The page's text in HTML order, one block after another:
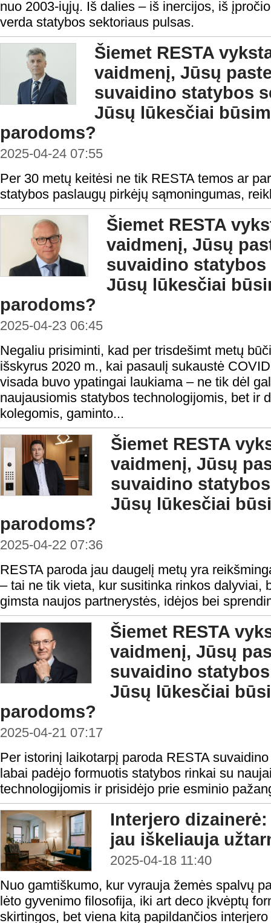
nuo 2003-iųjų. Iš dalies – iš inercijos, iš
verda statybos sektoriaus pulsas.
Šiemet RESTA
vaidmenį, Jūsų
suvaidino statybos
Jūsų lūkesčiai
parodoms?
2025-04-24 07:55
Per 30 metų keitėsi ne tik RESTA temos ar
statybos paslaugų pirkėjų sąmoningumas,
Šiemet RESTA
vaidmenį, Jūsų
suvaidino
Jūsų lūkesčiai
parodoms?
2025-04-23 06:45
Negaliu prisiminti, kad per trisdešimt metų
išskyrus 2020 m., kai pasaulį sukaustė
visada buvo ypatingai laukiama – ne tik dėl
naujausiomis statybos technologijomis, bet ir
kolegomis, gaminto...
Šiemet RESTA
vaidmenį, Jūsų
suvaidino
Jūsų lūkesčiai
parodoms?
2025-04-22 07:36
RESTA paroda jau daugelį metų yra
– tai ne tik vieta, kur susitinka rinkos dalyviai,
gimsta naujos partnerystės, idėjos bei
Šiemet RESTA
vaidmenį, Jūsų
suvaidino
Jūsų lūkesčiai
parodoms?
2025-04-21 07:17
Per istorinį laikotarpį paroda RESTA
labai padėjo formuotis statybos rinkai su
technologijomis ir prisidėjo prie esminio
Interjero
jau iškeliauja
2025-04-18 11:40
Nuo gamtiškumo, kur vyrauja žemės spalvų
lėto gyvenimo filosofija, iki art deco įkvėptų
skirtingos, bet viena kitą papildančios